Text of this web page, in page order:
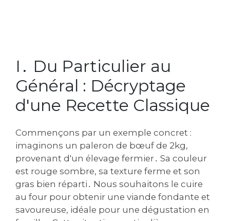
I․ Du Particulier au
Général : Décryptage
d'une Recette Classique
Commençons par un exemple concret :
imaginons un paleron de bœuf de 2kg‚
provenant d'un élevage fermier․ Sa couleur
est rouge sombre‚ sa texture ferme et son
gras bien réparti․ Nous souhaitons le cuire
au four pour obtenir une viande fondante et
savoureuse‚ idéale pour une dégustation en